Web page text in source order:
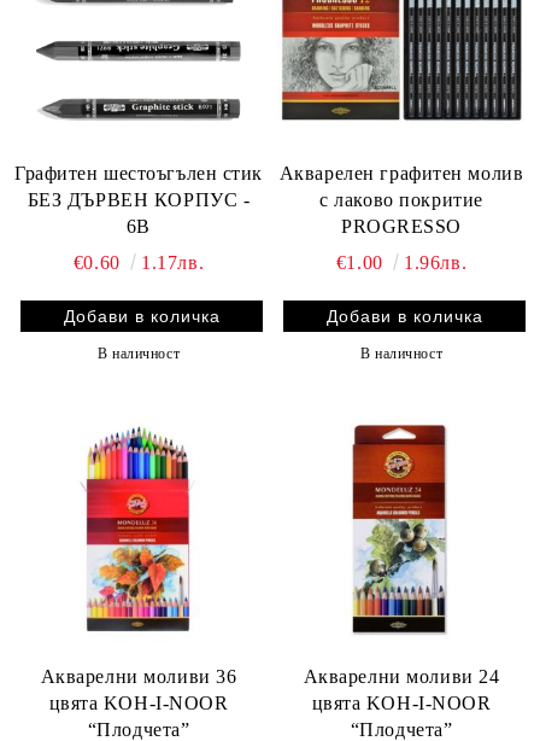
Графитен шестоъгълен стик
БЕЗ ДЪРВЕН КОРПУС -
6B
€0.60
1.17лв.
В наличност
Акварелен графитен молив
с лаково покритие
PROGRESSO
€1.00
1.96лв.
В наличност
Акварелни моливи 36
цвята KOH-I-NOOR
“Плодчета”
Акварелни моливи 24
цвята KOH-I-NOOR
“Плодчета”